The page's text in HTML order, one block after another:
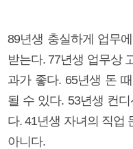
89년생 충실하게 업무
받는다. 77년생 업무상
과가 좋다. 65년생 돈
될 수 있다. 53년생 컨
다. 41년생 자녀의 직업
아니다.